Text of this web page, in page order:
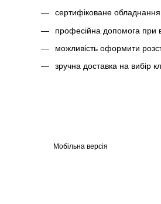
сертифіковане обладнання
професійна допомога при
можливість оформити
зручна доставка на вибір
Мобільна версія